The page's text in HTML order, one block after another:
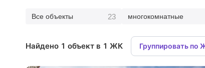
Все объекты 23 многокомнатные
Найдено 1 объект в 1 ЖК Группировать по